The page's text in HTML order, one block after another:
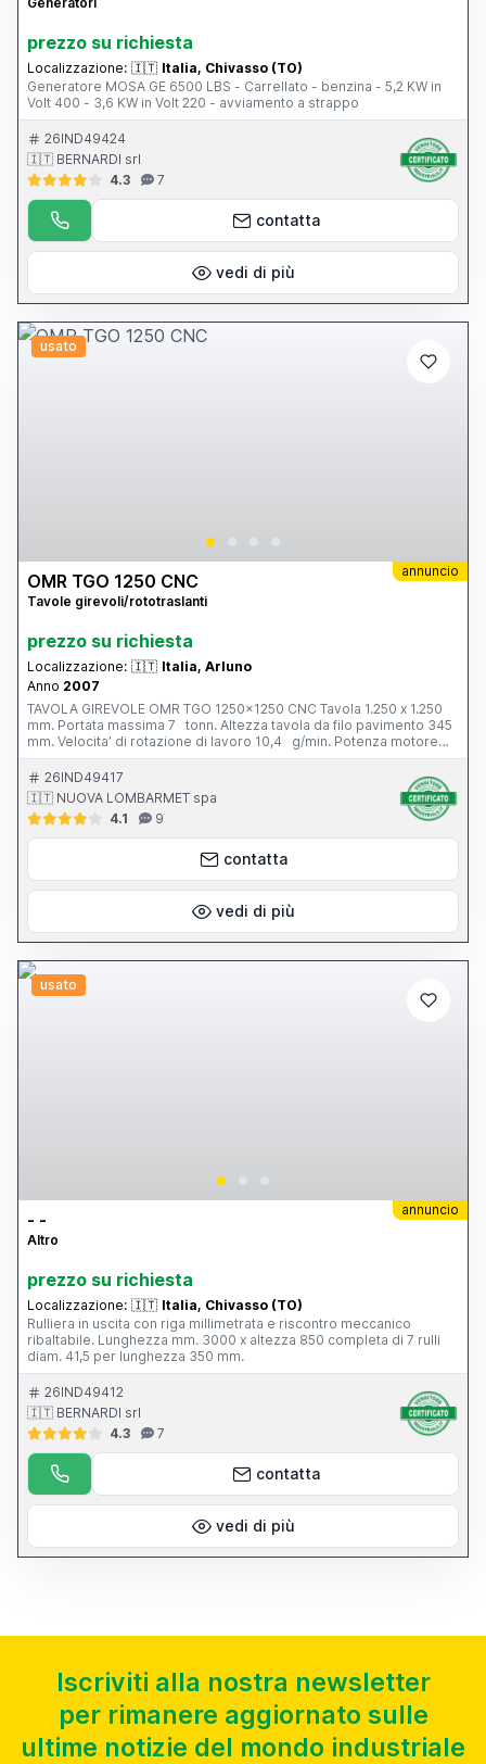
prezzo su richiesta
Localizzazione: 🇮🇹 Italia, Chivasso (TO)
Generatore MOSA GE 6500 LBS - Carrellato - benzina - 5,2 KW in
Volt 400 - 3,6 KW in Volt 220 - avviamento a strappo
26IND49424
🇮🇹 BERNARDI srl
4.3
7
contatta
vedi di più
usato
annuncio
OMR TGO 1250 CNC
Tavole girevoli/rototraslanti
prezzo su richiesta
Localizzazione: 🇮🇹 Italia, Arluno
Anno 2007
TAVOLA GIREVOLE OMR TGO 1250x1250 CNC Tavola 1.250 x 1.250
mm. Portata massima 7 tonn. Altezza tavola da filo pavimento 345
mm. Velocita’ di rotazione di lavoro 10,4 g/min. Potenza motore
principale 8,5 kw. CNC SIPRO Peso totale 2.800 kg. Anno di
costruzione 2007
26IND49417
🇮🇹 NUOVA LOMBARMET spa
4.1
9
contatta
vedi di più
usato
annuncio
- -
Altro
prezzo su richiesta
Localizzazione: 🇮🇹 Italia, Chivasso (TO)
Rulliera in uscita con riga millimetrata e riscontro meccanico
ribaltabile. Lunghezza mm. 3000 x altezza 850 completa di 7 rulli
diam. 41,5 per lunghezza 350 mm.
26IND49412
🇮🇹 BERNARDI srl
4.3
7
contatta
vedi di più
Iscriviti alla nostra newsletter
per rimanere aggiornato sulle
ultime notizie del mondo industriale